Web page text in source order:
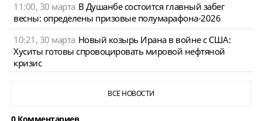
11:00, 30 марта В Душанбе состоится главный забег
весны: определены призовые полумарафона-2026
10:21, 30 марта Новый козырь Ирана в войне с США:
Хуситы готовы спровоцировать мировой нефтяной
кризис
ВСЕ НОВОСТИ